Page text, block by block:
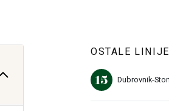
OSTALE
15 Dubrovnik-Ston